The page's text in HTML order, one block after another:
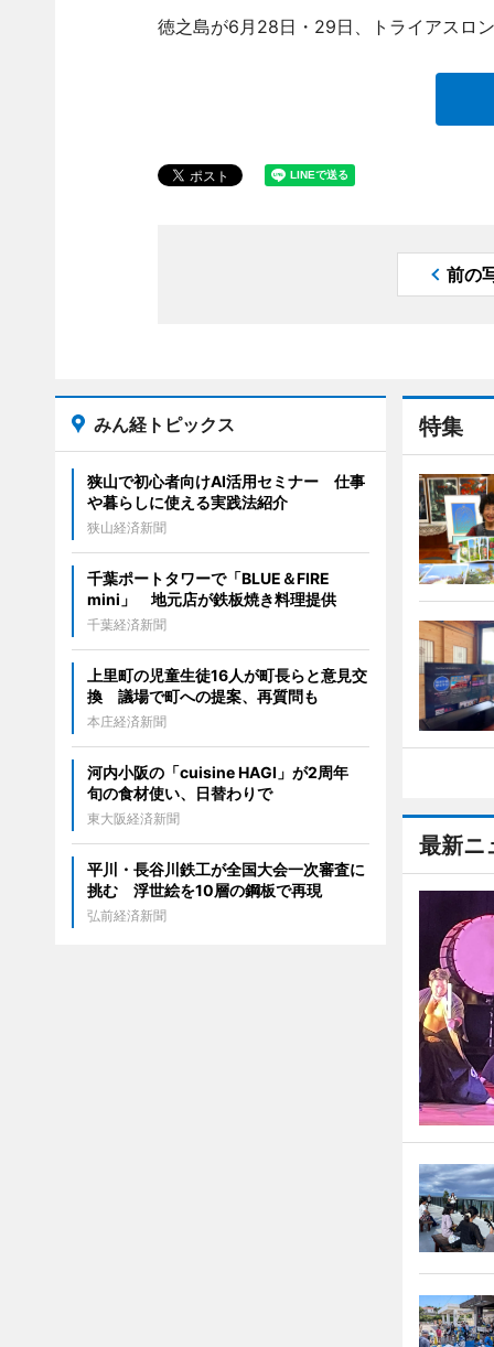
徳之島が6月28日・29日、トライアスロ
前の
特集
最新ニ
みん経トピックス
狭山で初心者向けAI活用セミナー 仕事
や暮らしに使える実践法紹介
狭山経済新聞
千葉ポートタワーで「BLUE＆FIRE
mini」 地元店が鉄板焼き料理提供
千葉経済新聞
上里町の児童生徒16人が町長らと意見交
換 議場で町への提案、再質問も
本庄経済新聞
河内小阪の「cuisine HAGI」が2周年
旬の食材使い、日替わりで
東大阪経済新聞
平川・長谷川鉄工が全国大会一次審査に
挑む 浮世絵を10層の鋼板で再現
弘前経済新聞